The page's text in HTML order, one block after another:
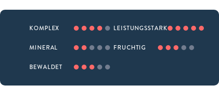
KOMPLEX LEISTUNGSSTARK
MINERAL FRUCHTIG
BEWALDET